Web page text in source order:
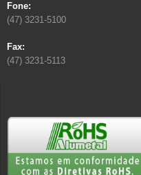
Fone:
(47) 3231-5100
Fax:
(47) 3231-5113